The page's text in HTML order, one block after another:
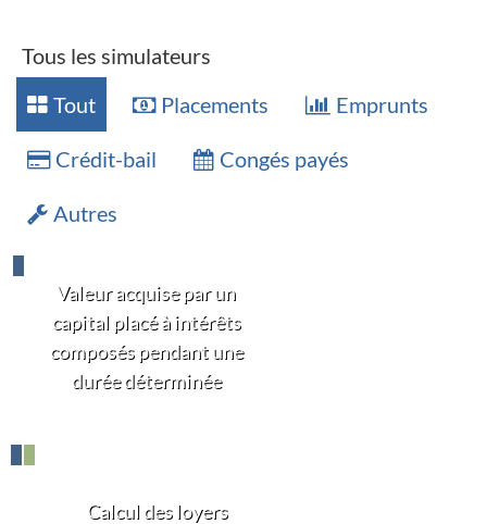
Tous les simulateurs
Tout
Placements Emprunts
Crédit-bail Congés payés
Autres
Valeur acquise par un
capital placé à intérêts
composés pendant une
durée déterminée
Calcul des loyers